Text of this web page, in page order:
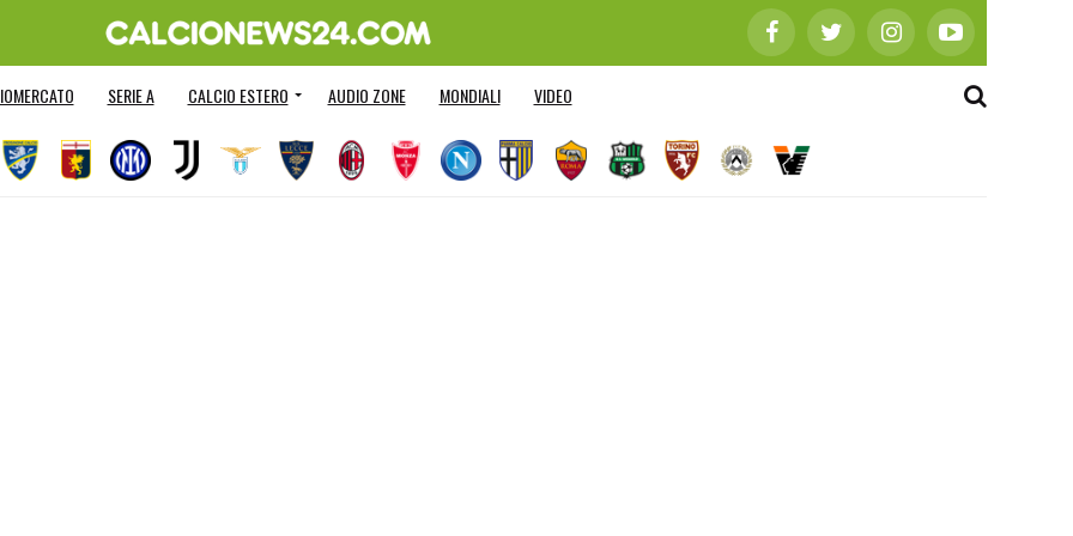
SERIE A CALCIO ESTERO AUDIO ZONE MONDIALI VIDEO